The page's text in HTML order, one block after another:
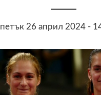
петък 26 април 2024 -